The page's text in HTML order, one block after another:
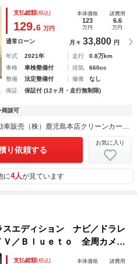
ー ＬＥＤヘッド エアコン
ト バックカメラ
支払総額(税込)
129.6 万円
本体価格
123
万円
諸費用
6.6
万円
通常ローン 月々 33,800 円
年式 2021年 走行
0.8万km
車検
車検整備付 排気
660cc
整備
法定整備付 修復
なし
保証
保証付 (12ヶ月・走行無制限)
商談可
り依頼する
お気に入り
に4人が見ています
エディション ナビ／ドラレ
Ｖ／Ｂｌｕｅｔｏ 全周カメ
装置 バックモニター パー
支払総額(税込) 本体価格 諸費用